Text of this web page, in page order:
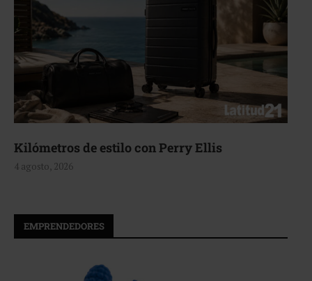
estilo con Perry Ellis
EMPRENDEDORES